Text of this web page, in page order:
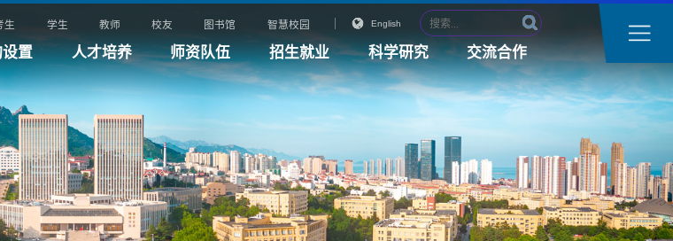
生 学生 教师 校友 图书馆 智慧校园 English
置 人才培养 师资队伍 招生就业 科学研究 交流合作